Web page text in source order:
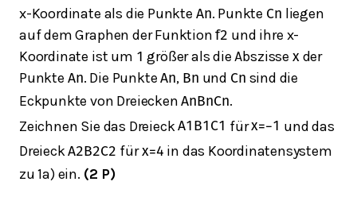
x-Koordinate als die Punkte An. Punkte Cn liegen
auf dem Graphen der Funktionf2 und ihre x-
Koordinate ist um 1 größer als die Abszisse xder
Punkte An. Die PunkteAn, Bn und Cn sind die
Eckpunkte von DreieckenAn BnCn.
Zeichnen Sie das DreieckA1 B1 C1 fürx=−1 und das
DreieckA2 B2C2 fürx=4 in das Koordinatensystem
zu 1a) ein. (2 P)